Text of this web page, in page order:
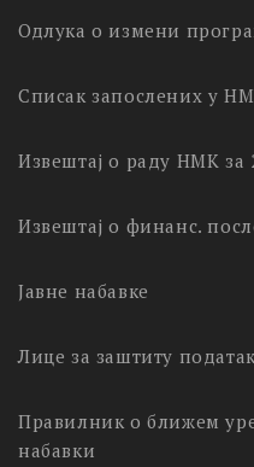
Одлука о измени
Списак запослених у
Извештај о раду НМК за
Извештај о финанс.
Јавне набавке
Лице за заштиту
Правилник о ближем
набавки